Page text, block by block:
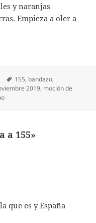
y naranjas
Empieza a oler a
Etiquetas
155, bandazo,
2019, moción de
a 155»
que es y España